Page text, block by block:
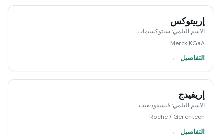
إربيتوكس
الاسم العلمي: سيتوكسيماب
Merck KGaA
التفاصيل ←
إريفيدج
الاسم العلمي: فيسموديغيب
Roche / Genentech
التفاصيل ←